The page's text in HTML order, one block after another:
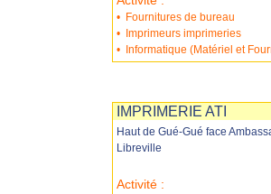
• Fournitures de bureau
•
Imprimeurs imprimeries
•
Informatique (Matériel et
IMPRIMERIE ATI
Haut de Gué-Gué face
Libreville
Activité :